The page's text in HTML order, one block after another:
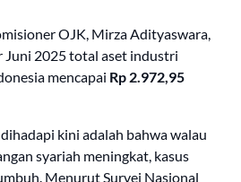
OJK, Mirza Adityaswara,
Juni 2025 total aset industri
mencapai Rp 2.972,95
kini adalah bahwa walau
syariah meningkat, kasus
Menurut Survei Nasional